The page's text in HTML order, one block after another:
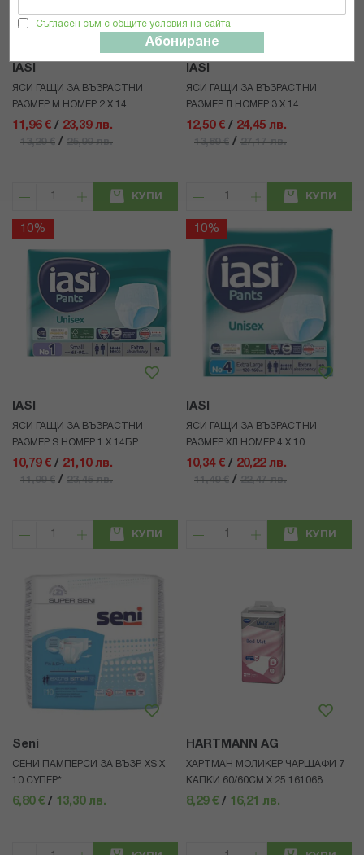
Съгласен съм с общите условия на сайта
Абониране
IASI
ЯСИ ГАЩИ ЗА ВЪЗРАСТНИ
РАЗМЕР М НОМЕР 2 Х 14
11,96 € / 23,39 лв.
13,29 € / 25,99 лв.
КУПИ
IASI
ЯСИ ГАЩИ ЗА ВЪЗРАСТНИ
РАЗМЕР Л НОМЕР 3 Х 14
12,50 € / 24,45 лв.
13,89 € / 27,17 лв.
КУПИ
10%
IASI
ЯСИ ГАЩИ ЗА ВЪЗРАСТНИ
РАЗМЕР S НОМЕР 1 Х 14БР.
10,79 € / 21,10 лв.
11,99 € / 23,45 лв.
КУПИ
10%
IASI
ЯСИ ГАЩИ ЗА ВЪЗРАСТНИ
РАЗМЕР ХЛ НОМЕР 4 Х 10
10,34 € / 20,22 лв.
11,49 € / 22,47 лв.
КУПИ
Seni
СЕНИ ПАМПЕРСИ ЗА ВЪЗР. XS Х
10 СУПЕР*
6,80 € / 13,30 лв.
HARTMANN AG
ХАРТМАН МОЛИКЕР ЧАРШАФИ 7
КАПКИ 60/60СМ Х 25 161068
8,29 € / 16,21 лв.